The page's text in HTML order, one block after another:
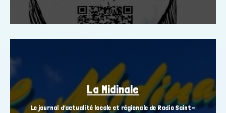
La Midinale
Le journal d’actualité locale et régionale de Radio Saint-